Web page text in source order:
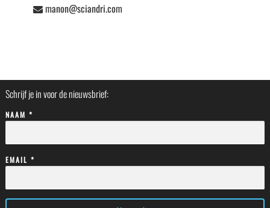
manon@sciandri.com
Schrijf je in voor de nieuwsbrief:
NAAM *
EMAIL *